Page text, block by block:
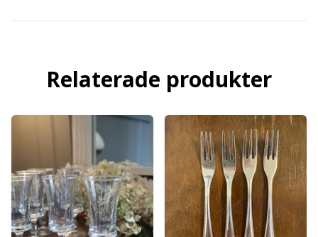
Relaterade produkter